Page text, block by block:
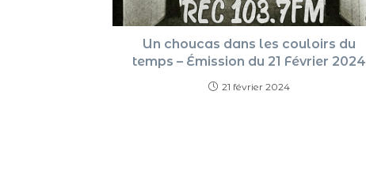
Un choucas dans les couloirs du
temps – Émission du 21 Février 2024
21 février 2024